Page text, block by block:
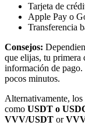
Afiliados de
¡Hasta un
Tarjeta de
Apple Pay o
Transferencia
Consejos:
que elijas, tu primera
información de pago.
pocos minutos.
Alternativamente,
como USDT o
VVV/USDT or